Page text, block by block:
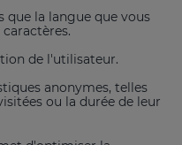
que la langue que vous
de l'utilisateur.
anonymes, telles
ou la durée de leur